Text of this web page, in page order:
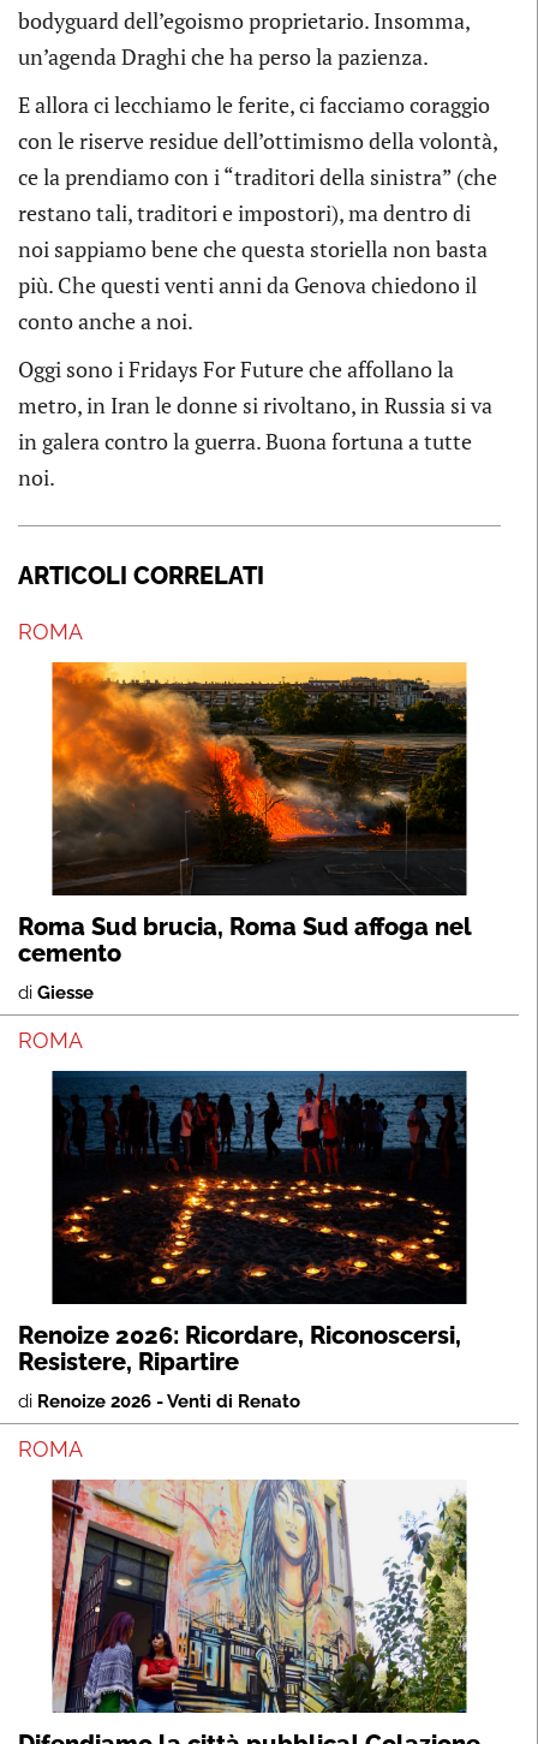
bodyguard dell’egoismo proprietario. Insomma,
un’agenda Draghi che ha perso la pazienza.
E allora ci lecchiamo le ferite, ci facciamo coraggio
con le riserve residue dell’ottimismo della volontà,
ce la prendiamo con i “traditori della sinistra” (che
restano tali, traditori e impostori), ma dentro di
noi sappiamo bene che questa storiella non basta
più. Che questi venti anni da Genova chiedono il
conto anche a noi.
Oggi sono i Fridays For Future che affollano la
metro, in Iran le donne si rivoltano, in Russia si va
in galera contro la guerra. Buona fortuna a tutte
noi.
ARTICOLI CORRELATI
ROMA
Roma Sud brucia, Roma Sud affoga nel
cemento
di Giesse
ROMA
Renoize 2026: Ricordare, Riconoscersi,
Resistere, Ripartire
di Renoize 2026 - Venti di Renato
ROMA